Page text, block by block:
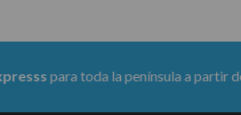
toda la península a partir de 150 €